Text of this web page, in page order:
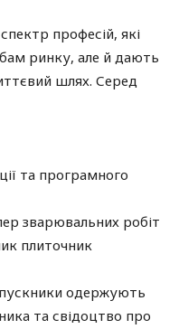
професій, які
ринку, але й дають
шлях. Серед
та програмного
зварювальних робіт
плиточник
одержують
та свідоцтво про